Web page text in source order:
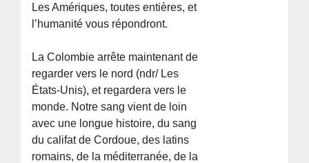
Les Amériques, toutes entières, et
l’humanité vous répondront.
La Colombie arrête maintenant de
regarder vers le nord (ndr/ Les
États-Unis), et regardera vers le
monde. Notre sang vient de loin
avec une longue histoire, du sang
du califat de Cordoue, des latins
romains, de la méditerranée, de la